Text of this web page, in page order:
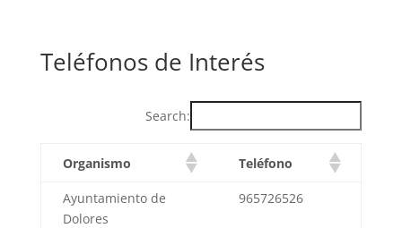
Teléfonos de Interés
Search:
Organismo Teléfono
Ayuntamiento de
Dolores
965726526